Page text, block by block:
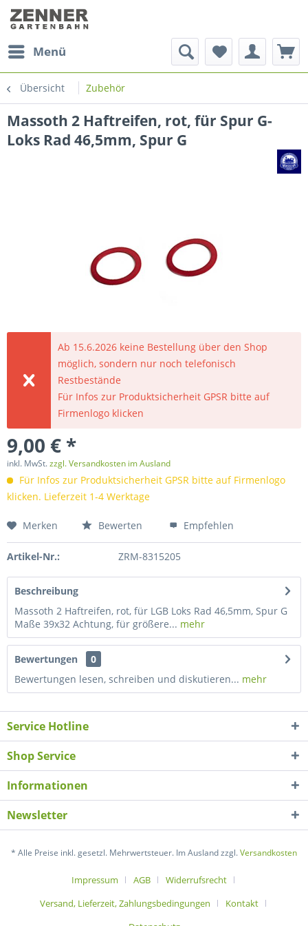
Menü
Übersicht Zubehör
Massoth 2 Haftreifen, rot, für Spur G-
Loks Rad 46,5mm, Spur G
Ab 15.6.2026 keine Bestellung über den Shop
möglich, sondern nur noch telefonisch
Restbestände
Für Infos zur Produktsicherheit GPSR bitte auf
Firmenlogo klicken
9,00 € *
inkl. MwSt.zzgl. Versandkosten im Ausland
Für Infos zur Produktsicherheit GPSR bitte auf Firmenlogo
klicken. Lieferzeit 1-4 Werktage
Merken Bewerten Empfehlen
Artikel-Nr.: ZRM-8315205
Beschreibung
Massoth 2 Haftreifen, rot, für LGB Loks Rad 46,5mm, Spur G
Maße 39x32 Achtung, für größere... mehr
Bewertungen
0
Bewertungen lesen, schreiben und diskutieren... mehr
Service Hotline
Shop Service
Informationen
Newsletter
* Alle Preise inkl. gesetzl. Mehrwertsteuer. Im Ausland zzgl.Versandkosten
Impressum AGB
Widerrufsrecht
Versand, Lieferzeit, Zahlungsbedingungen
Kontakt